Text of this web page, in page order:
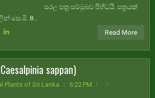
සරල පත්‍ර සම්මුඛව පිහිටයි. පත්‍රයක්
සෙ.මි. 8...
Read More
sappan)
of Sri Lanka
6:22 PM